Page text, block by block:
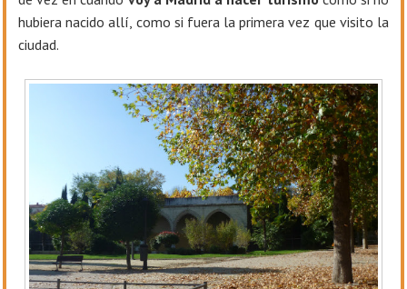
hubiera nacido allí, como si fuera la primera vez que visito la
ciudad.